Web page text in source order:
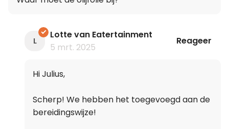
L
Lotte van Eatertainment
5 mrt. 2025
Reageer
Hi Julius,
Scherp! We hebben het toegevoegd aan de
bereidingswijze!